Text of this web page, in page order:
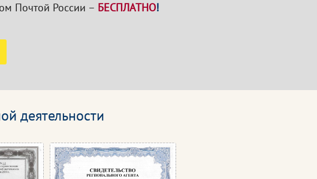
Почтой России – БЕСПЛАТНО!
деятельности